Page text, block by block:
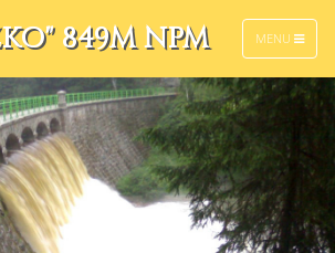
849M NPM MENU